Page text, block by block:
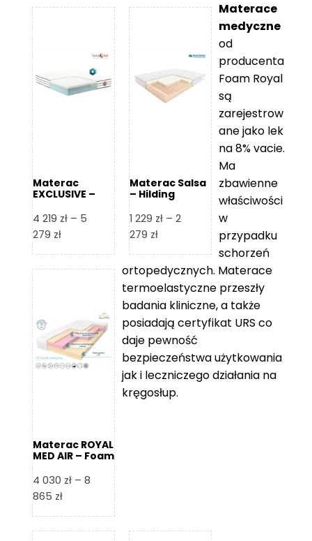
Materac
EXCLUSIVE –
4 219 zł – 5
279 złZakres
od
5
279 zł
Materac Salsa
– Hilding
1 229 zł – 2
279 złZakres
od
1
229 zł
2
279 zł
Materac ROYAL
MED AIR – Foam
4 030 zł – 8
865 złZakres
od
Materace
medyczne
od
producenta
Foam Royal
są
zarejestrow
ane jako lek
na 8% vacie.
Ma
zbawienne
właściwości
w
przypadku
schorzeń
ortopedycznych. Materace
termoelastyczne przeszły
badania kliniczne, a także
posiadają certyfikat URS co
daje pewność
bezpieczeństwa użytkowania
jak i leczniczego działania na
kręgosłup.